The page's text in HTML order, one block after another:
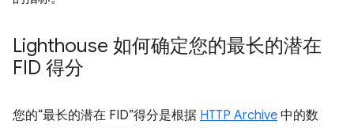
Lighthouse 如何确定您的最长的潜在
FID 得分
您的“最长的潜在 FID”得分是根据 HTTP Archive 中的数